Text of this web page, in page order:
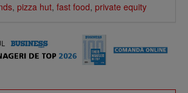
, pizza hut, fast food, private equity